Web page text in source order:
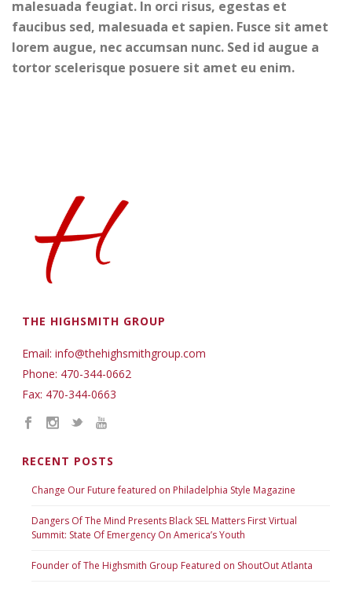
malesuada feugiat. In orci risus, egestas et
faucibus sed, malesuada et sapien. Fusce sit amet
lorem augue, nec accumsan nunc. Sed id augue a
tortor scelerisque posuere sit amet eu enim.
THE HIGHSMITH GROUP
Email: info@thehighsmithgroup.com
Phone: 470-344-0662
Fax: 470-344-0663
RECENT POSTS
Change Our Future featured on Philadelphia Style Magazine
Dangers Of The Mind Presents Black SEL Matters First Virtual
Summit: State Of Emergency On America’s Youth
Founder of The Highsmith Group Featured on ShoutOut Atlanta